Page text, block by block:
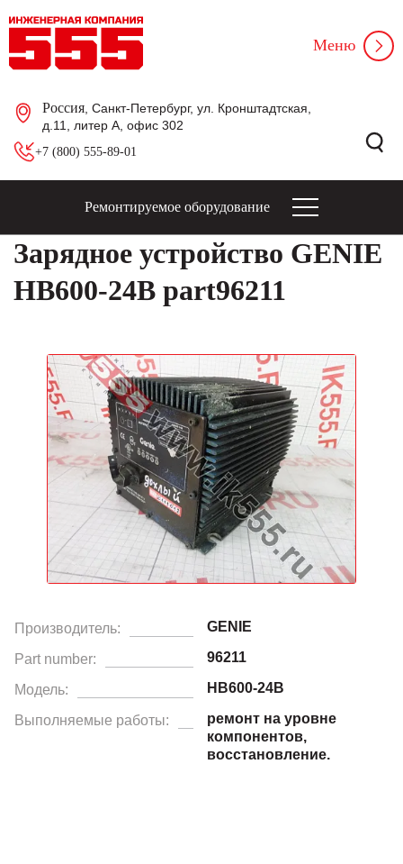
Россия , Санкт-Петербург, ул. Кронштадтская,
д.11, литер А, офис 302
+7 (800) 555-89-01
Меню
Ремонтируемое оборудование
Зарядное устройство GENIE
HB600-24B part96211
Производитель: GENIE
Part number: 96211
Модель: HB600-24B
Выполняемые работы:
ремонт на уровне
компонентов,
восстановление.